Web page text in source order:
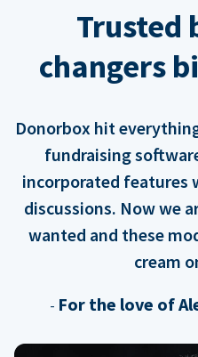
Trusted
changers
Donorbox hit
fundraising
incorporated features
discussions. Now we
wanted and these
cream
- For the love of